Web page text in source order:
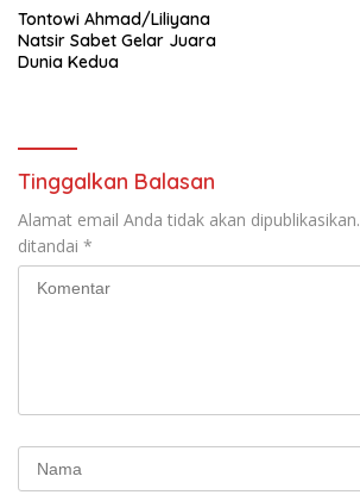
Tontowi Ahmad/Liliyana
Natsir Sabet Gelar Juara
Dunia Kedua
Tinggalkan Balasan
Alamat email Anda tidak akan dipublikasikan.
ditandai *